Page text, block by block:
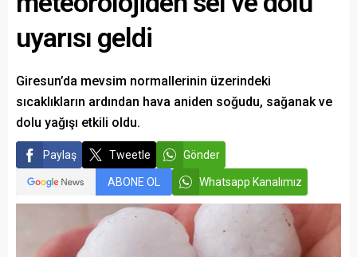
uyarısı geldi
Giresun’da mevsim normallerinin üzerindeki
sıcaklıkların ardından hava aniden soğudu, sağanak ve
dolu yağışı etkili oldu.
Paylaş Tweetle Gönder
ABONE OL Whatsapp Kanalımız